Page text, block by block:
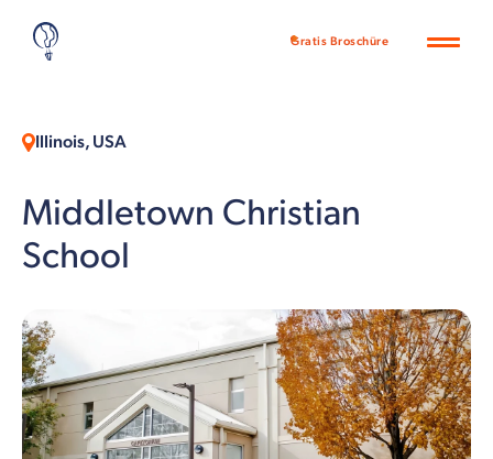
Gratis Broschüre
Illinois, USA
Middletown Christian
School